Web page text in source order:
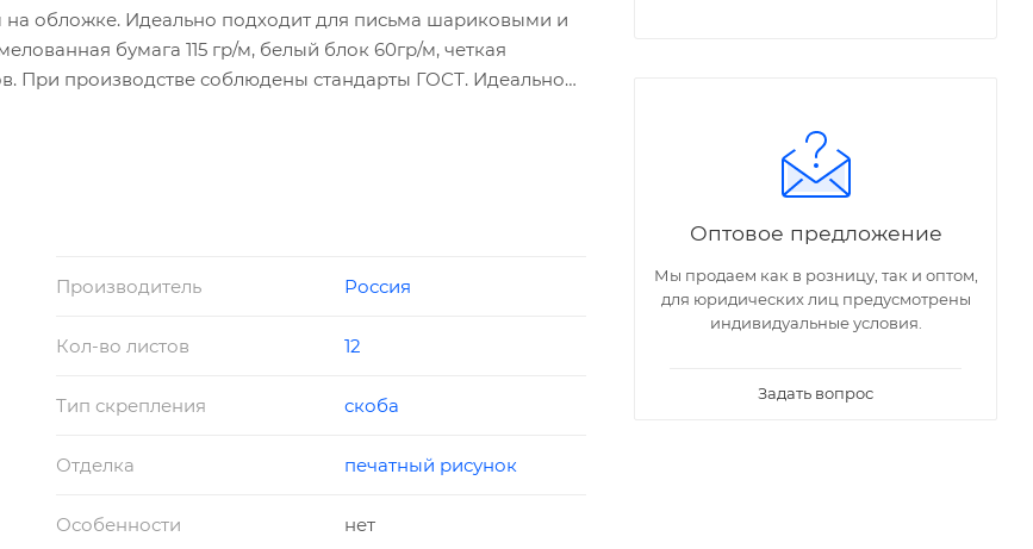
обложке. Идеально подходит для письма шариковыми и
бумага 115 гр/м, белый блок 60гр/м, четкая
При производстве соблюдены стандарты ГОСТ. Идеальное
Производитель Россия
Кол-во листов 12
Тип скрепления скоба
Отделка печатный рисунок
Особенности нет
Оптовое предложение
Мы продаем как в розницу, так и оптом,
для юридических лиц предусмотрены
индивидуальные условия.
Задать вопрос